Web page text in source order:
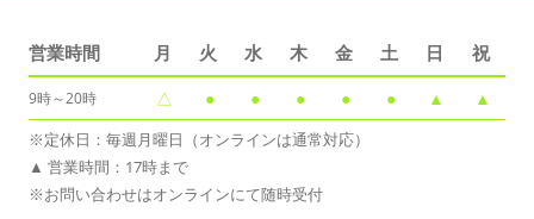
営業時間 月 火 水 木 金 土 日 祝
9時～20時 △ ● ● ● ● ● ▲ ▲
※定休日：毎週月曜日（オンラインは通常対応）
▲ 営業時間：17時まで
※お問い合わせはオンラインにて随時受付